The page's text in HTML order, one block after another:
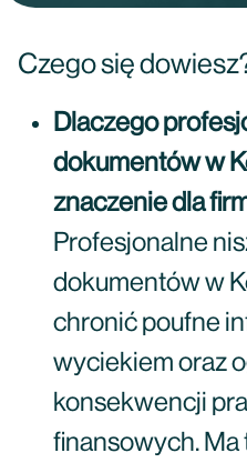
Czego się
Dlaczego
dokumentów w
znaczenie dla
Profesjonalne
dokumentów w
chronić poufne
wyciekiem oraz
konsekwencji
finansowych. Ma